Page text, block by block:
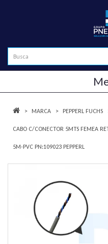
MARCA PEPPERL FUCHS
CABO C/CONECTOR 5MTS FEMEA
5M-PVC PN:109023 PEPPERL